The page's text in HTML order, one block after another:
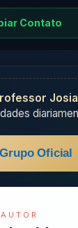
Contato
Oficial